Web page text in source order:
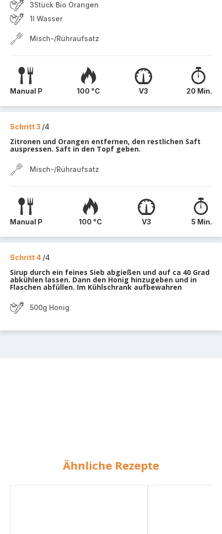
3Stück Bio Orangen
1l Wasser
Misch-/Rühraufsatz
Manual P 100 °C V3 20 Min.
Schritt 3 /4
Zitronen und Orangen entfernen, den restlichen Saft
auspressen. Saft in den Topf geben.
Misch-/Rühraufsatz
Manual P 100 °C V3 5 Min.
Schritt 4 /4
Sirup durch ein feines Sieb abgießen und auf ca 40 Grad
abkühlen lassen. Dann den Honig hinzugeben und in
Flaschen abfüllen. Im Kühlschrank aufbewahren
500g Honig
Ähnliche Rezepte